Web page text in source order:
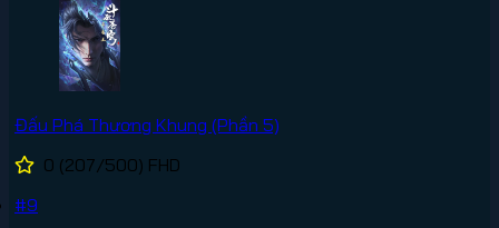
Đấu Phá Thương Khung (Phần 5)
0 (207/500) FHD
#9